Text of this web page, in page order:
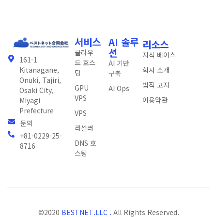
161-1
Kitanagane,
Onuki, Tajiri,
Osaki City,
Miyagi
Prefecture
문의
+81-0229-25-
8716
서비스
클라우
드 호스
팅
GPU
VPS
VPS
리셀러
DNS 호
스팅
AI 솔루
션
AI 기반
구축
AI Ops
리소스
지식 베이스
회사 소개
법적 고지
이용약관
©2020 BESTNET.LLC . All Rights Reserved.